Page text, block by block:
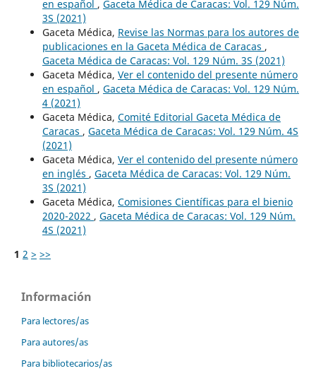
en español , Gaceta Médica de Caracas: Vol. 129 Núm.
3S (2021)
Gaceta Médica, Revise las Normas para los autores de
publicaciones en la Gaceta Médica de Caracas ,
Gaceta Médica de Caracas: Vol. 129 Núm. 3S (2021)
Gaceta Médica, Ver el contenido del presente número
en español , Gaceta Médica de Caracas: Vol. 129 Núm.
4 (2021)
Gaceta Médica, Comité Editorial Gaceta Médica de
Caracas , Gaceta Médica de Caracas: Vol. 129 Núm. 4S
(2021)
Gaceta Médica, Ver el contenido del presente número
en inglés , Gaceta Médica de Caracas: Vol. 129 Núm.
3S (2021)
Gaceta Médica, Comisiones Científicas para el bienio
2020-2022 , Gaceta Médica de Caracas: Vol. 129 Núm.
4S (2021)
1 2 > >>
Información
Para lectores/as
Para autores/as
Para bibliotecarios/as